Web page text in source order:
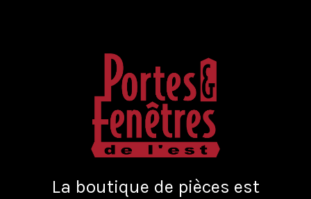
La boutique de pièces est